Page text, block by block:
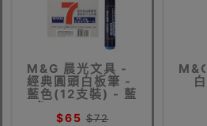
M&G 晨光文具 -
經典圓頭白板筆 -
藍色(12支裝) - 藍
色 (MG-2160)
$65 $72